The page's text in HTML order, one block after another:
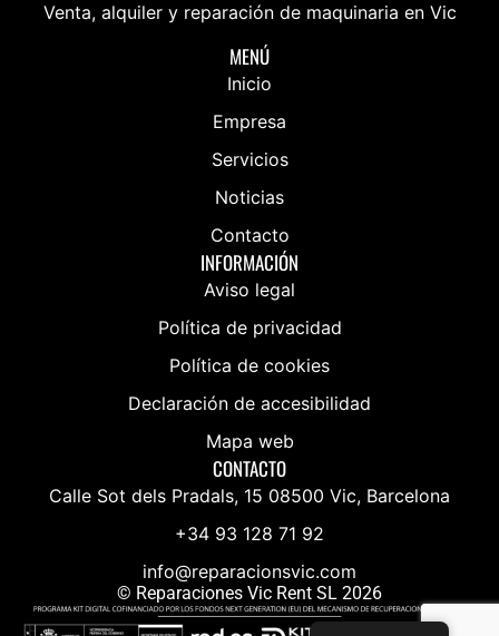
Venta, alquiler y reparación de maquinaria en Vic
MENÚ
Inicio
Empresa
Servicios
Noticias
Contacto
INFORMACIÓN
Aviso legal
Política de privacidad
Política de cookies
Declaración de accesibilidad
Mapa web
CONTACTO
Calle Sot dels Pradals, 15 08500 Vic, Barcelona
+34 93 128 71 92
info@reparacionsvic.com
© Reparaciones Vic Rent SL 2026